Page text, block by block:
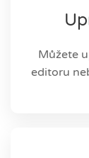
Můžete
editoru